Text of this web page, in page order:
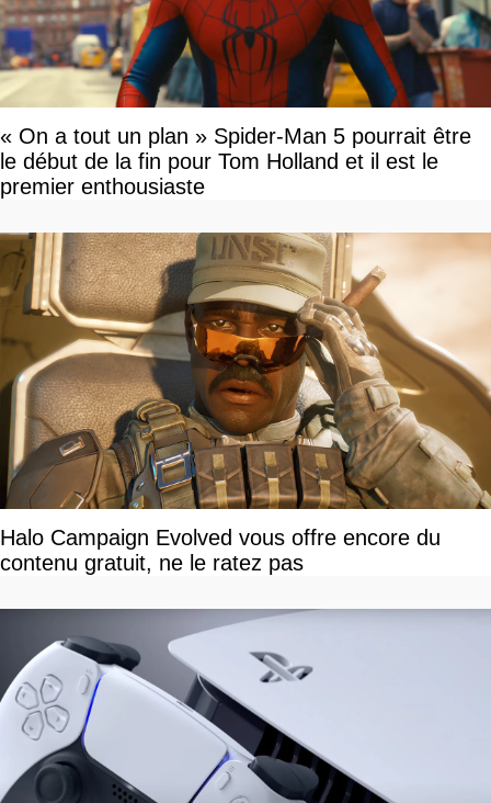
« On a tout un plan » Spider-Man 5 pourrait être
le début de la fin pour Tom Holland et il est le
premier enthousiaste
Halo Campaign Evolved vous offre encore du
contenu gratuit, ne le ratez pas